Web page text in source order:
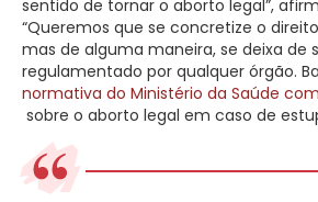
sentido de tornar o aborto legal”,
“Queremos que se concretize o
mas de alguma maneira, se deixa de
regulamentado por qualquer órgão.
normativa do Ministério da Saúde
sobre o aborto legal em caso de